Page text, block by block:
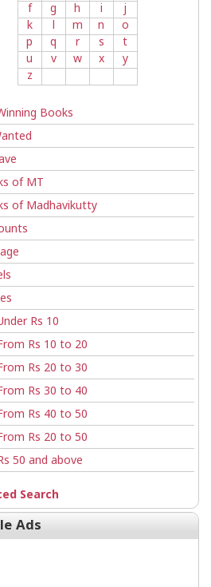
f
g h i
j
k
l m n
o
p
q r s
t
u
v w x
y
z
Books
of MT
of Madhavikutty
Rs 10
Rs 10 to 20
Rs 20 to 30
Rs 30 to 40
Rs 40 to 50
Rs 20 to 50
50 and above
Search
Ads